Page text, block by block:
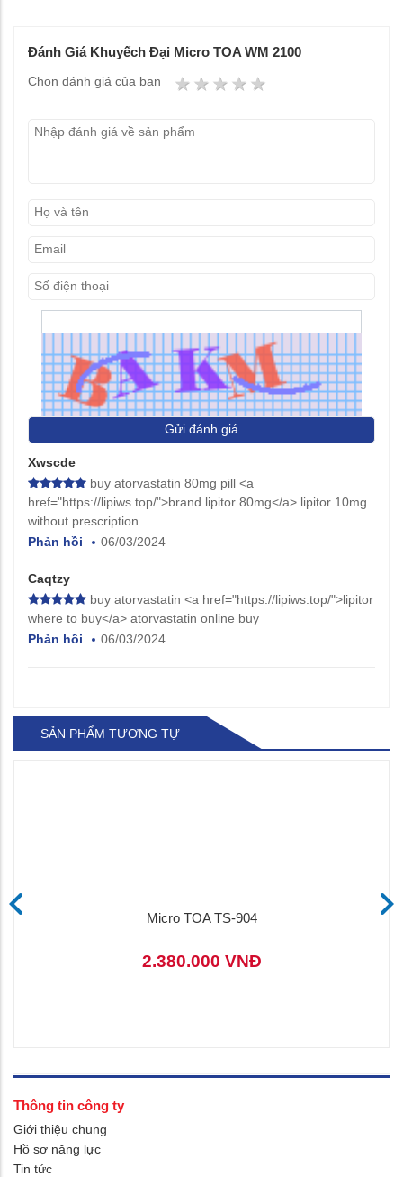
Đánh Giá Khuyếch Đại Micro TOA WM 2100
Chọn đánh giá của bạn 4 stars
3 stars
2 stars
1 star
Gửi đánh giá
Xwscde
buy atorvastatin 80mg pill <a
href="https://lipiws.top/">brand lipitor 80mg</a> lipitor 10mg
without prescription
Phản hồi
06/03/2024
Caqtzy
buy atorvastatin <a href="https://lipiws.top/">lipitor
where to buy</a> atorvastatin online buy
Phản hồi
06/03/2024
SẢN PHẨM TƯƠNG TỰ
Micro TOA TS-904
2.380.000 VNĐ
Thông tin công ty
Giới thiệu chung
Hồ sơ năng lực
Tin tức